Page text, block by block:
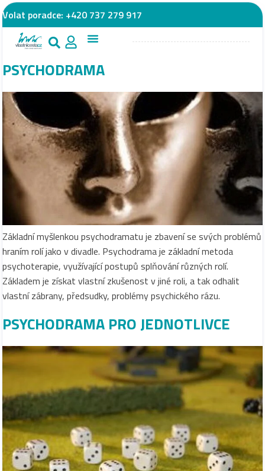
Volat poradce: +420 737 279 917
PSYCHODRAMA
Základní myšlenkou psychodramatu je zbavení se svých problémů
hraním rolí jako v divadle. Psychodrama je základní metoda
psychoterapie, využívající postupů splňování různých rolí.
Základem je získat vlastní zkušenost v jiné roli, a tak odhalit
vlastní zábrany, předsudky, problémy psychického rázu.
PSYCHODRAMA PRO JEDNOTLIVCE